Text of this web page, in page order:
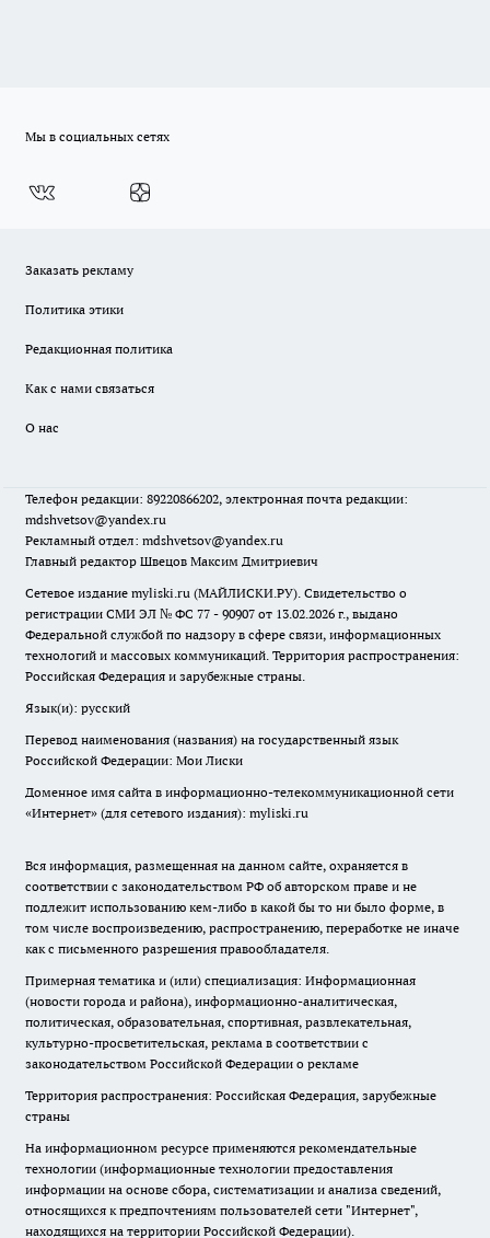
Мы в социальных сетях
Заказать рекламу
Политика этики
Редакционная политика
Как с нами связаться
О нас
Телефон редакции: 89220866202, электронная почта редакции:
mdshvetsov@yandex.ru
Рекламный отдел: mdshvetsov@yandex.ru
Главный редактор Швецов Максим Дмитриевич
Сетевое издание myliski.ru (МАЙЛИСКИ.РУ). Свидетельство о
регистрации СМИ ЭЛ № ФС 77 - 90907 от 13.02.2026 г., выдано
Федеральной службой по надзору в сфере связи, информационных
технологий и массовых коммуникаций. Территория распространения:
Российская Федерация и зарубежные страны.
Язык(и): русский
Перевод наименования (названия) на государственный язык
Российской Федерации: Мои Лиски
Доменное имя сайта в информационно-телекоммуникационной сети
«Интернет» (для сетевого издания): myliski.ru
Вся информация, размещенная на данном сайте, охраняется в
соответствии с законодательством РФ об авторском праве и не
подлежит использованию кем-либо в какой бы то ни было форме, в
том числе воспроизведению, распространению, переработке не иначе
как с письменного разрешения правообладателя.
Примерная тематика и (или) специализация: Информационная
(новости города и района), информационно-аналитическая,
политическая, образовательная, спортивная, развлекательная,
культурно-просветительская, реклама в соответствии с
законодательством Российской Федерации о рекламе
Территория распространения: Российская Федерация, зарубежные
страны
На информационном ресурсе применяются рекомендательные
технологии (информационные технологии предоставления
информации на основе сбора, систематизации и анализа сведений,
относящихся к предпочтениям пользователей сети "Интернет",
находящихся на территории Российской Федерации).